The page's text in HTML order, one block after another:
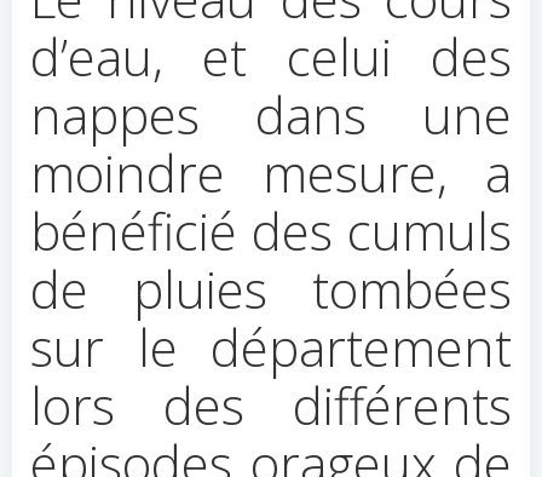
d’eau, et celui des
nappes dans une
moindre mesure, a
bénéficié des cumuls
de pluies tombées
sur le département
lors des différents
épisodes orageux de